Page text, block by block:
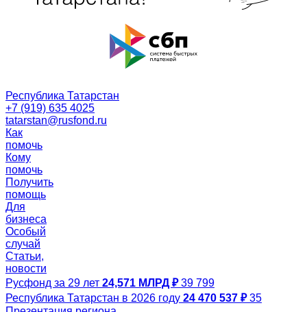
Республика Татарстан
+7 (919) 635 4025
tatarstan@rusfond.ru
Как
помочь
Кому
помочь
Получить
помощь
Для
бизнеса
Особый
случай
Статьи,
новости
Русфонд за 29 лет 24,571 МЛРД ₽ 39 799
Республика Татарстан в 2026 году 24 470 537 ₽ 35